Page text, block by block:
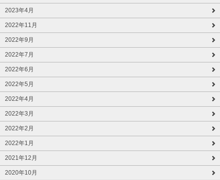
2023年4月
2022年11月
2022年9月
2022年7月
2022年6月
2022年5月
2022年4月
2022年3月
2022年2月
2022年1月
2021年12月
2020年10月